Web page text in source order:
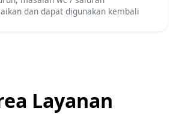
dan dapat digunakan kembali
Layanan